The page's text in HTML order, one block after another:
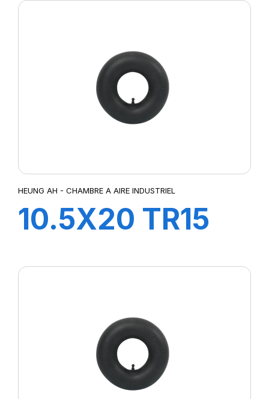
HEUNG AH - CHAMBRE A AIRE INDUSTRIEL
10.5X20 TR15